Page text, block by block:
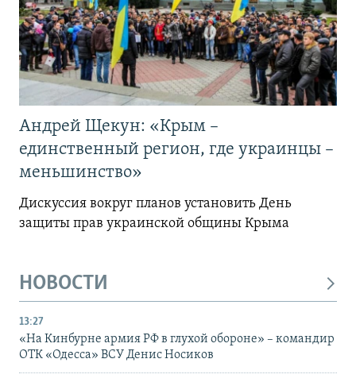
Андрей Щекун: «Крым –
единственный регион, где украинцы –
меньшинство»
Дискуссия вокруг планов установить День
защиты прав украинской общины Крыма
НОВОСТИ
13:27
«На Кинбурне армия РФ в глухой обороне» – командир
ОТК «Одесса» ВСУ Денис Носиков